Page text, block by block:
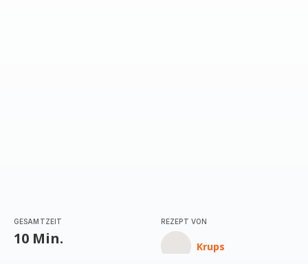
GESAMTZEIT
10 Min.
REZEPT VON
Krups